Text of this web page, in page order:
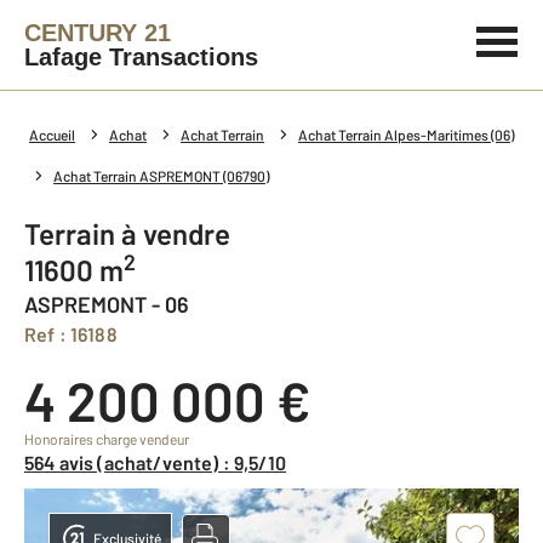
CENTURY 21
Lafage Transactions
Accueil Achat Achat Terrain Achat Terrain Alpes-Maritimes (06)
Achat Terrain ASPREMONT (06790)
Terrain à vendre
11600 m2
ASPREMONT - 06
Ref : 16188
4 200 000 €
Honoraires charge vendeur
564 avis (achat/vente) : 9,5/10
Exclusivité